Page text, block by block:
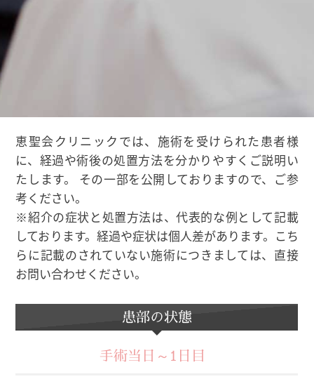
恵聖会クリニックでは、施術を受けられた患者様
に、経過や術後の処置方法を分かりやすくご説明い
たします。 その一部を公開しておりますので、ご参
考ください。
※紹介の症状と処置方法は、代表的な例として記載
しております。経過や症状は個人差があります。こち
らに記載のされていない施術につきましては、直接
お問い合わせください。
患部の状態
手術当日～1日目